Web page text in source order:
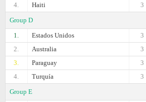
4.
Haiti
3
Group D
1.
Estados Unidos
3
2.
Australia
3
3.
Paraguay
3
4.
Turquía
3
Group E